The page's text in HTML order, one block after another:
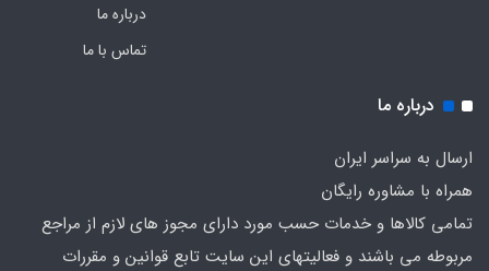
درباره ما
تماس با ما
درباره ما
ارسال به سراسر ایران
همراه با مشاوره رایگان
تمامی کالاها و خدمات حسب مورد دارای مجوز های لازم از مراجع
مربوطه می باشند و فعالیتهای این سایت تابع قوانین و مقررات